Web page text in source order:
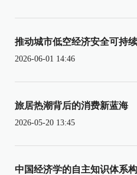
推动城市低空经济安全可持
2026-06-01 14:46
旅居热潮背后的消费新蓝海
2026-05-20 13:45
中国经济学的自主知识体系